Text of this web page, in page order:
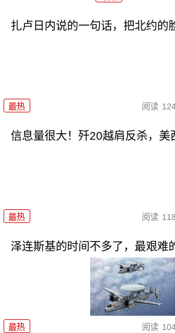
扎卢日内说的一句话，把北约的
最热 阅读
信息量很大！歼20越肩反杀，美
最热 阅读
泽连斯基的时间不多了，最艰难
最热 阅读